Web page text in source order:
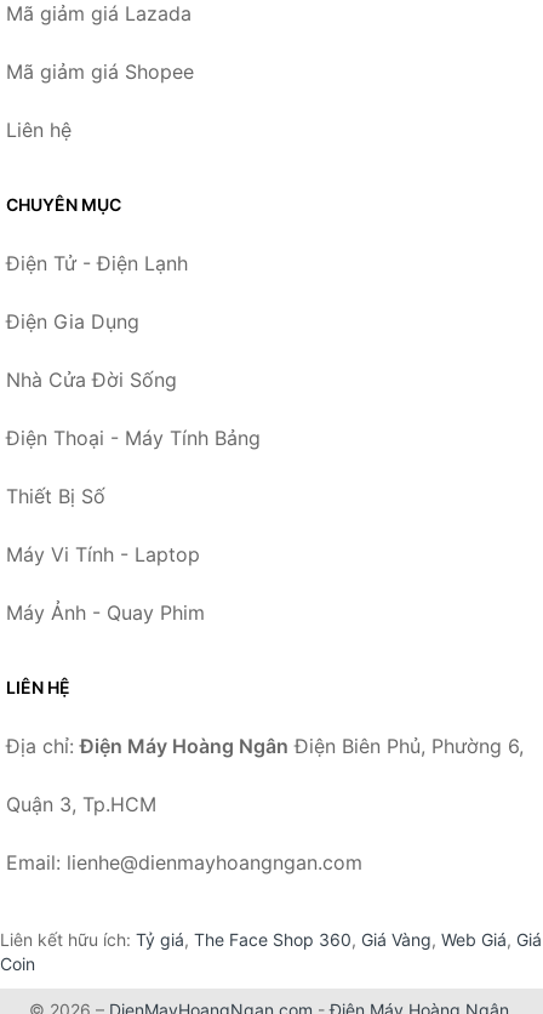
Mã giảm giá Lazada
Mã giảm giá Shopee
Liên hệ
CHUYÊN MỤC
Điện Tử - Điện Lạnh
Điện Gia Dụng
Nhà Cửa Đời Sống
Điện Thoại - Máy Tính Bảng
Thiết Bị Số
Máy Vi Tính - Laptop
Máy Ảnh - Quay Phim
LIÊN HỆ
Địa chỉ:Điện Máy Hoàng Ngân Điện Biên Phủ, Phường 6,
Quận 3, Tp.HCM
Email: lienhe@dienmayhoangngan.com
Liên kết hữu ích: Tỷ giá, The Face Shop 360, Giá Vàng, Web Giá, Giá
Coin
© 2026 – DienMayHoangNgan.com -Điện Máy Hoàng Ngân